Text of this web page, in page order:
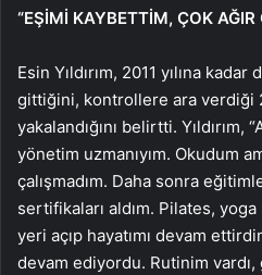
“EŞİMİ KAYBETTİM, ÇOK AĞIR
Esin Yıldırım, 2011 yılına
gittiğini, kontrollere ara verdiği
yakalandığını belirtti. Yıldırım,
yönetim uzmanıyım. Okudum
çalışmadım. Daha sonra
sertifikaları aldım. Pilates,
yeri açıp hayatımı devam
devam ediyordu. Rutinim vardı,